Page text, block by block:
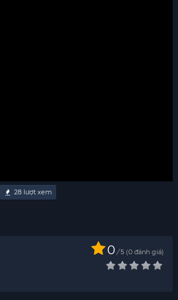
28 lượt xem
0 / 5 0đánh giá